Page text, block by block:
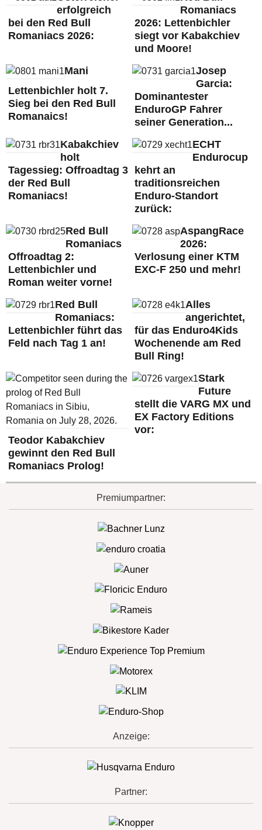
erfolgreich
bei den Red Bull
Romaniacs 2026:
Romaniacs
2026: Lettenbichler
siegt vor Kabakchiev
und Moore!
Mani
Lettenbichler holt 7.
Sieg bei den Red Bull
Romanaics!
Josep
Garcia:
Dominantester
EnduroGP Fahrer
seiner Generation...
Kabakchiev
holt
Tagessieg: Offroadtag 3
der Red Bull
Romaniacs!
ECHT
Endurocup
kehrt an
traditionsreichen
Enduro-Standort
zurück:
Red Bull
Romaniacs
Offroadtag 2:
Lettenbichler und
Roman weiter vorne!
AspangRace
2026:
Verlosung einer KTM
EXC-F 250 und mehr!
Red Bull
Romaniacs:
Lettenbichler führt das
Feld nach Tag 1 an!
Alles
angerichtet,
für das Enduro4Kids
Wochenende am Red
Bull Ring!
Teodor Kabakchiev
gewinnt den Red Bull
Romaniacs Prolog!
Stark
Future
stellt die VARG MX und
EX Factory Editions
vor:
Premiumpartner:
Anzeige:
Partner: